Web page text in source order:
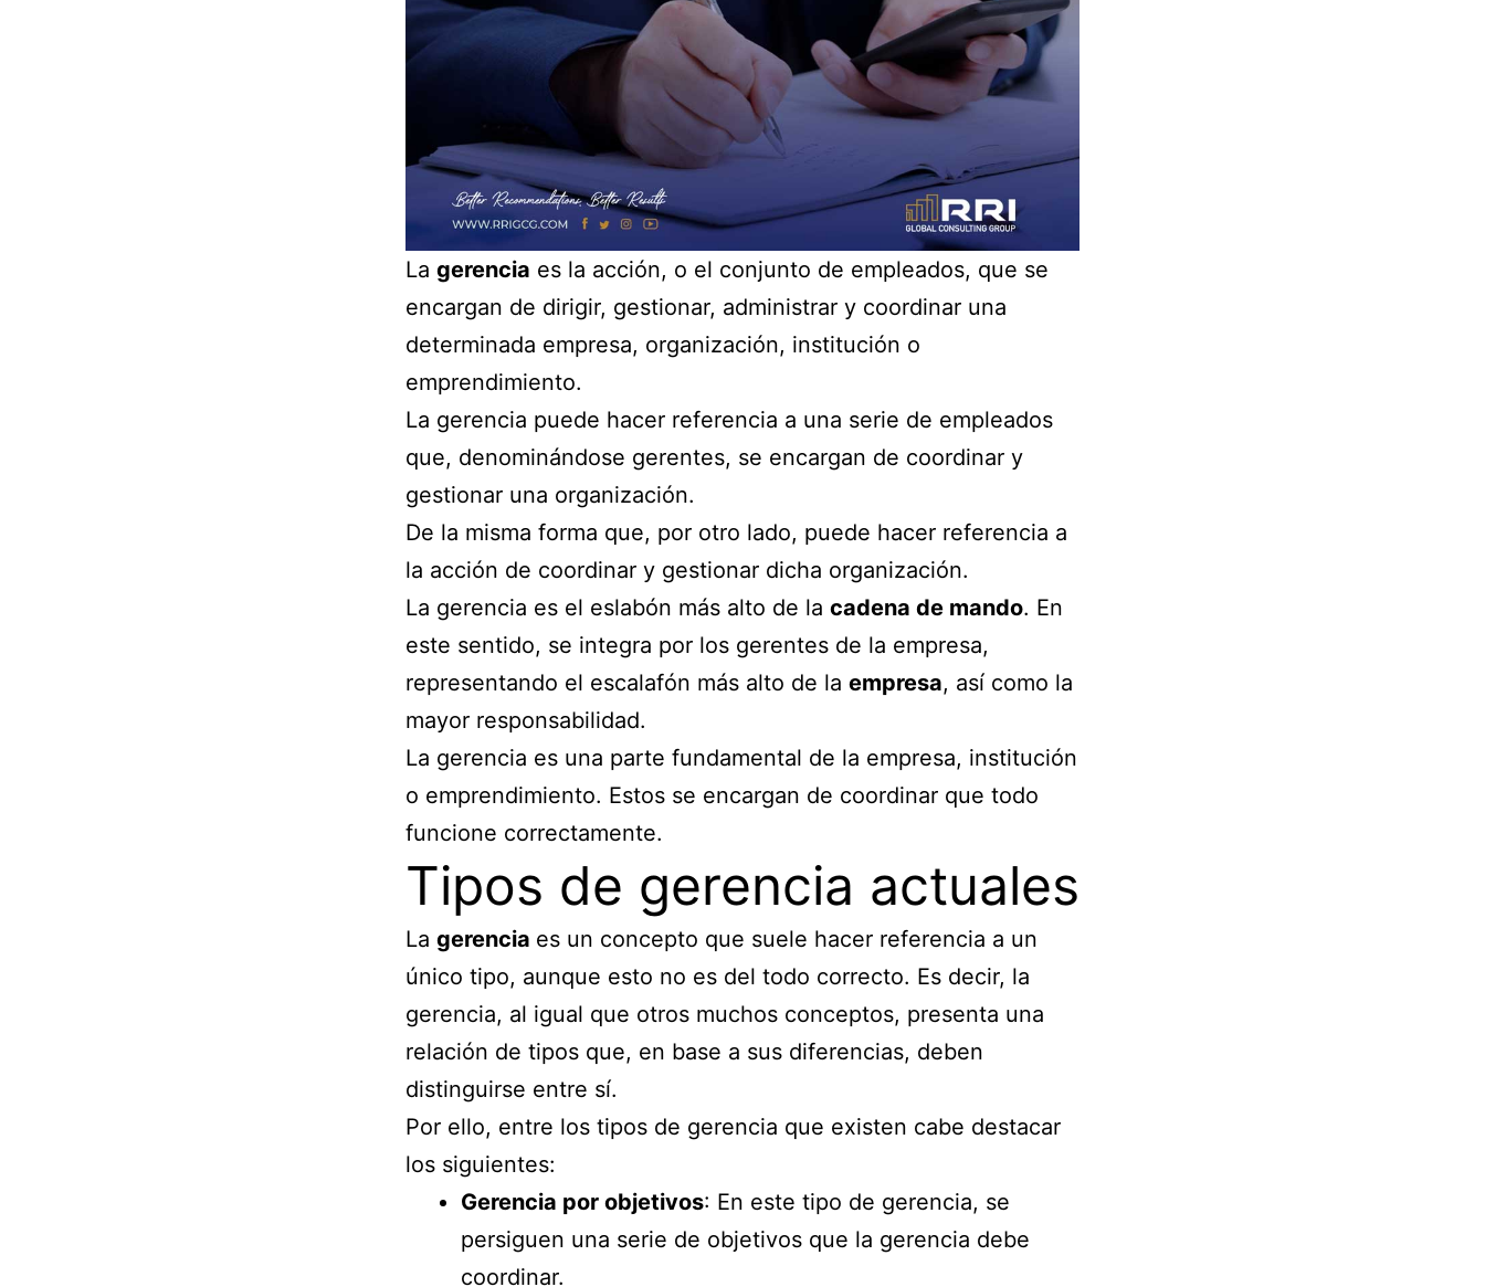
La gerencia es la acción, o el conjunto de empleados, que se
encargan de dirigir, gestionar, administrar y coordinar una
determinada empresa, organización, institución o
emprendimiento.
La gerencia puede hacer referencia a una serie de empleados
que, denominándose gerentes, se encargan de coordinar y
gestionar una organización.
De la misma forma que, por otro lado, puede hacer referencia a
la acción de coordinar y gestionar dicha organización.
La gerencia es el eslabón más alto de la cadena de mando. En
este sentido, se integra por los gerentes de la empresa,
representando el escalafón más alto de la empresa, así como la
mayor responsabilidad.
La gerencia es una parte fundamental de la empresa, institución
o emprendimiento. Estos se encargan de coordinar que todo
funcione correctamente.
Tipos de gerencia actuales
La gerencia es un concepto que suele hacer referencia a un
único tipo, aunque esto no es del todo correcto. Es decir, la
gerencia, al igual que otros muchos conceptos, presenta una
relación de tipos que, en base a sus diferencias, deben
distinguirse entre sí.
Por ello, entre los tipos de gerencia que existen cabe destacar
los siguientes:
Gerencia por objetivos: En este tipo de gerencia, se
persiguen una serie de objetivos que la gerencia debe
coordinar.